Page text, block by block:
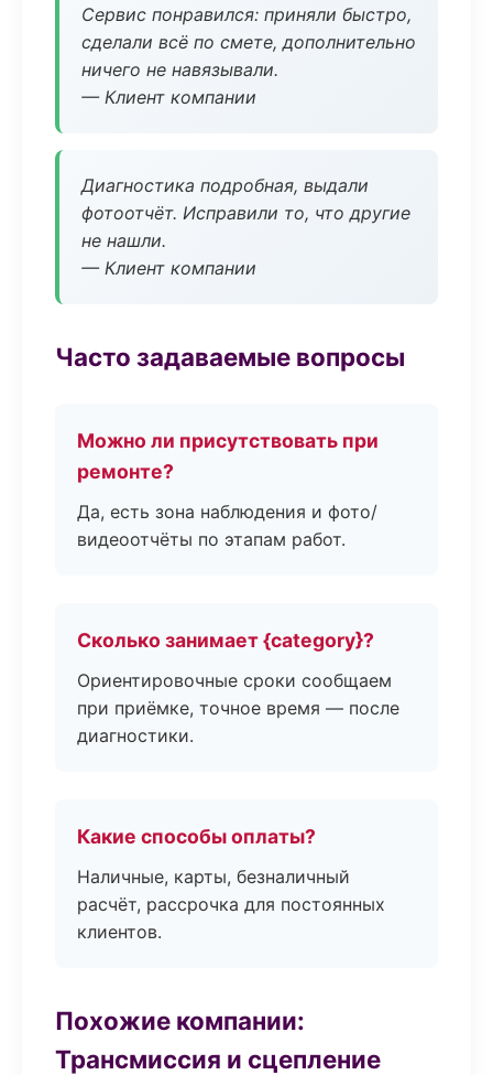
Сервис понравился: приняли быстро,
сделали всё по смете, дополнительно
ничего не навязывали.
— Клиент компании
Диагностика подробная, выдали
фотоотчёт. Исправили то, что другие
не нашли.
— Клиент компании
Часто задаваемые вопросы
Можно ли присутствовать при
ремонте?
Да, есть зона наблюдения и фото/
видеоотчёты по этапам работ.
Сколько занимает {category}?
Ориентировочные сроки сообщаем
при приёмке, точное время — после
диагностики.
Какие способы оплаты?
Наличные, карты, безналичный
расчёт, рассрочка для постоянных
клиентов.
Похожие компании:
Трансмиссия и сцепление